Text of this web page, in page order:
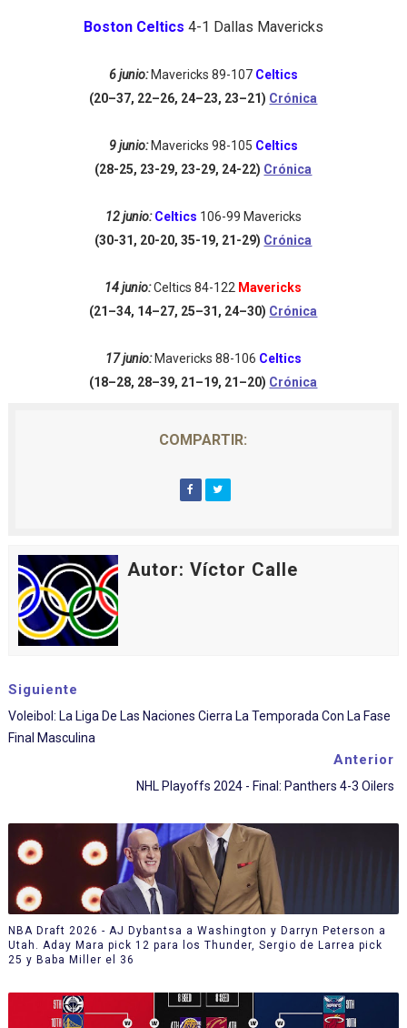
Boston Celtics 4-1 Dallas Mavericks
6 junio:Mavericks 89-107 Celtics
(20–37, 22–26, 24–23, 23–21) Crónica
9 junio:Mavericks 98-105 Celtics
(28-25, 23-29, 23-29, 24-22) Crónica
12 junio: Celtics 106-99 Mavericks
(30-31, 20-20, 35-19, 21-29) Crónica
14 junio:Celtics 84-122 Mavericks
(21–34, 14–27, 25–31, 24–30) Crónica
17 junio:Mavericks 88-106 Celtics
(18–28, 28–39, 21–19, 21–20) Crónica
COMPARTIR:
Autor: Víctor Calle
Siguiente
Voleibol: La Liga De Las Naciones Cierra La Temporada Con La Fase
Final Masculina
Anterior
NHL Playoffs 2024 - Final: Panthers 4-3 Oilers
NBA Draft 2026 - AJ Dybantsa a Washington y Darryn Peterson a
Utah. Aday Mara pick 12 para los Thunder, Sergio de Larrea pick
25 y Baba Miller el 36